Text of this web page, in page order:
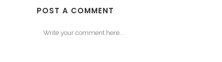
POST A COMMENT